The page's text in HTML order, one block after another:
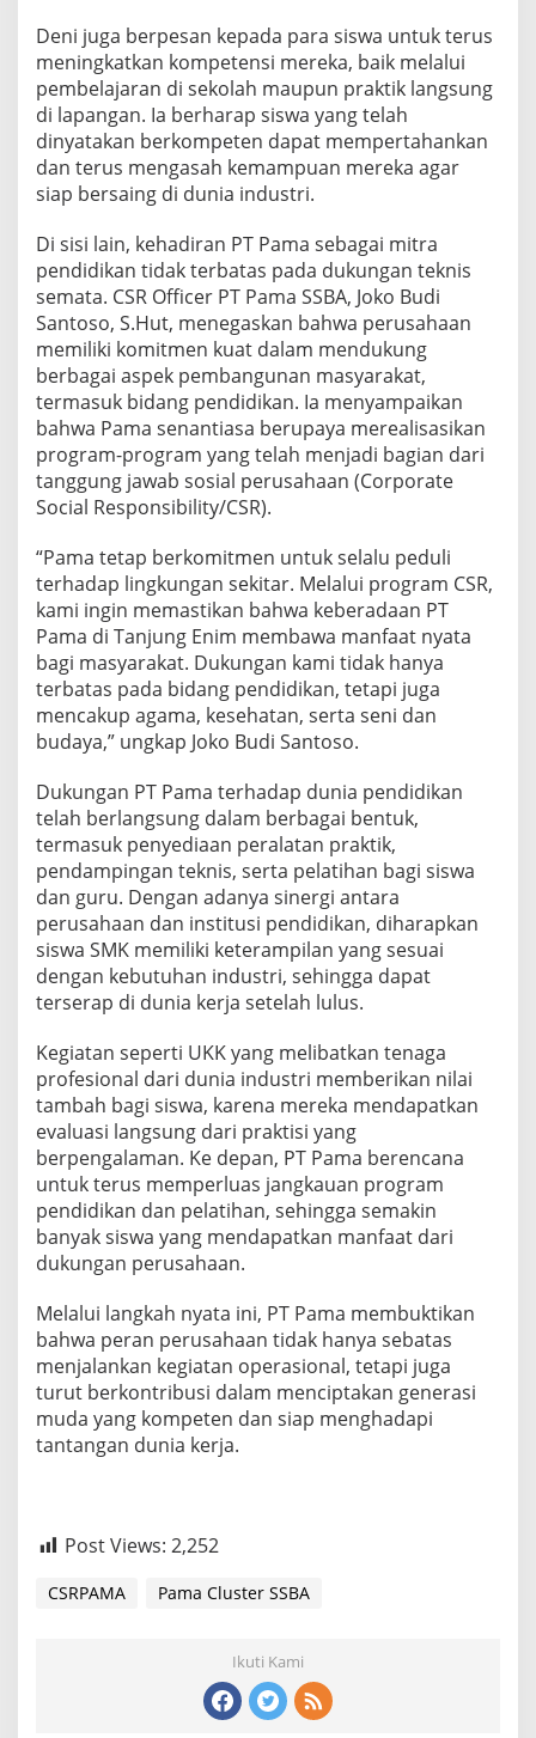
Deni juga berpesan kepada para siswa untuk terus
meningkatkan kompetensi mereka, baik melalui
pembelajaran di sekolah maupun praktik langsung
di lapangan. Ia berharap siswa yang telah
dinyatakan berkompeten dapat mempertahankan
dan terus mengasah kemampuan mereka agar
siap bersaing di dunia industri.
Di sisi lain, kehadiran PT Pama sebagai mitra
pendidikan tidak terbatas pada dukungan teknis
semata. CSR Officer PT Pama SSBA, Joko Budi
Santoso, S.Hut, menegaskan bahwa perusahaan
memiliki komitmen kuat dalam mendukung
berbagai aspek pembangunan masyarakat,
termasuk bidang pendidikan. Ia menyampaikan
bahwa Pama senantiasa berupaya merealisasikan
program-program yang telah menjadi bagian dari
tanggung jawab sosial perusahaan (Corporate
Social Responsibility/CSR).
“Pama tetap berkomitmen untuk selalu peduli
terhadap lingkungan sekitar. Melalui program CSR,
kami ingin memastikan bahwa keberadaan PT
Pama di Tanjung Enim membawa manfaat nyata
bagi masyarakat. Dukungan kami tidak hanya
terbatas pada bidang pendidikan, tetapi juga
mencakup agama, kesehatan, serta seni dan
budaya,” ungkap Joko Budi Santoso.
Dukungan PT Pama terhadap dunia pendidikan
telah berlangsung dalam berbagai bentuk,
termasuk penyediaan peralatan praktik,
pendampingan teknis, serta pelatihan bagi siswa
dan guru. Dengan adanya sinergi antara
perusahaan dan institusi pendidikan, diharapkan
siswa SMK memiliki keterampilan yang sesuai
dengan kebutuhan industri, sehingga dapat
terserap di dunia kerja setelah lulus.
Kegiatan seperti UKK yang melibatkan tenaga
profesional dari dunia industri memberikan nilai
tambah bagi siswa, karena mereka mendapatkan
evaluasi langsung dari praktisi yang
berpengalaman. Ke depan, PT Pama berencana
untuk terus memperluas jangkauan program
pendidikan dan pelatihan, sehingga semakin
banyak siswa yang mendapatkan manfaat dari
dukungan perusahaan.
Melalui langkah nyata ini, PT Pama membuktikan
bahwa peran perusahaan tidak hanya sebatas
menjalankan kegiatan operasional, tetapi juga
turut berkontribusi dalam menciptakan generasi
muda yang kompeten dan siap menghadapi
tantangan dunia kerja.
Post Views: 2,252
CSRPAMA Pama Cluster SSBA
Ikuti Kami